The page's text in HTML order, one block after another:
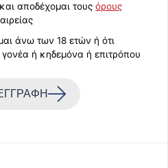
αποδέχομαι τους όρους
άνω των 18 ετών ή ότι
ή κηδεμόνα ή επιτρόπου